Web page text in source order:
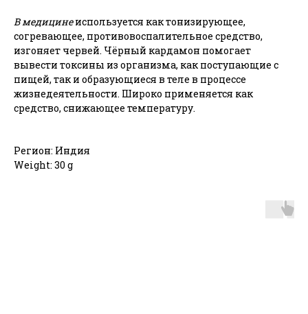
В медицинеиспользуется как тонизирующее,
согревающее, противовоспалительное средство,
изгоняет червей. Чёрный кардамон помогает
вывести токсины из организма, как поступающие с
пищей, так и образующиеся в теле в процессе
жизнедеятельности. Широко применяется как
средство, снижающее температуру.
Регион: Индия
Weight: 30 g